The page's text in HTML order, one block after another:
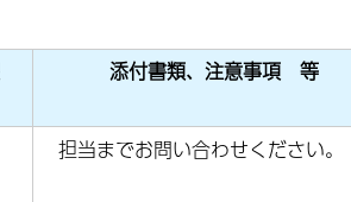
添付書類、注意事項 等
担当までお問い合わせください。